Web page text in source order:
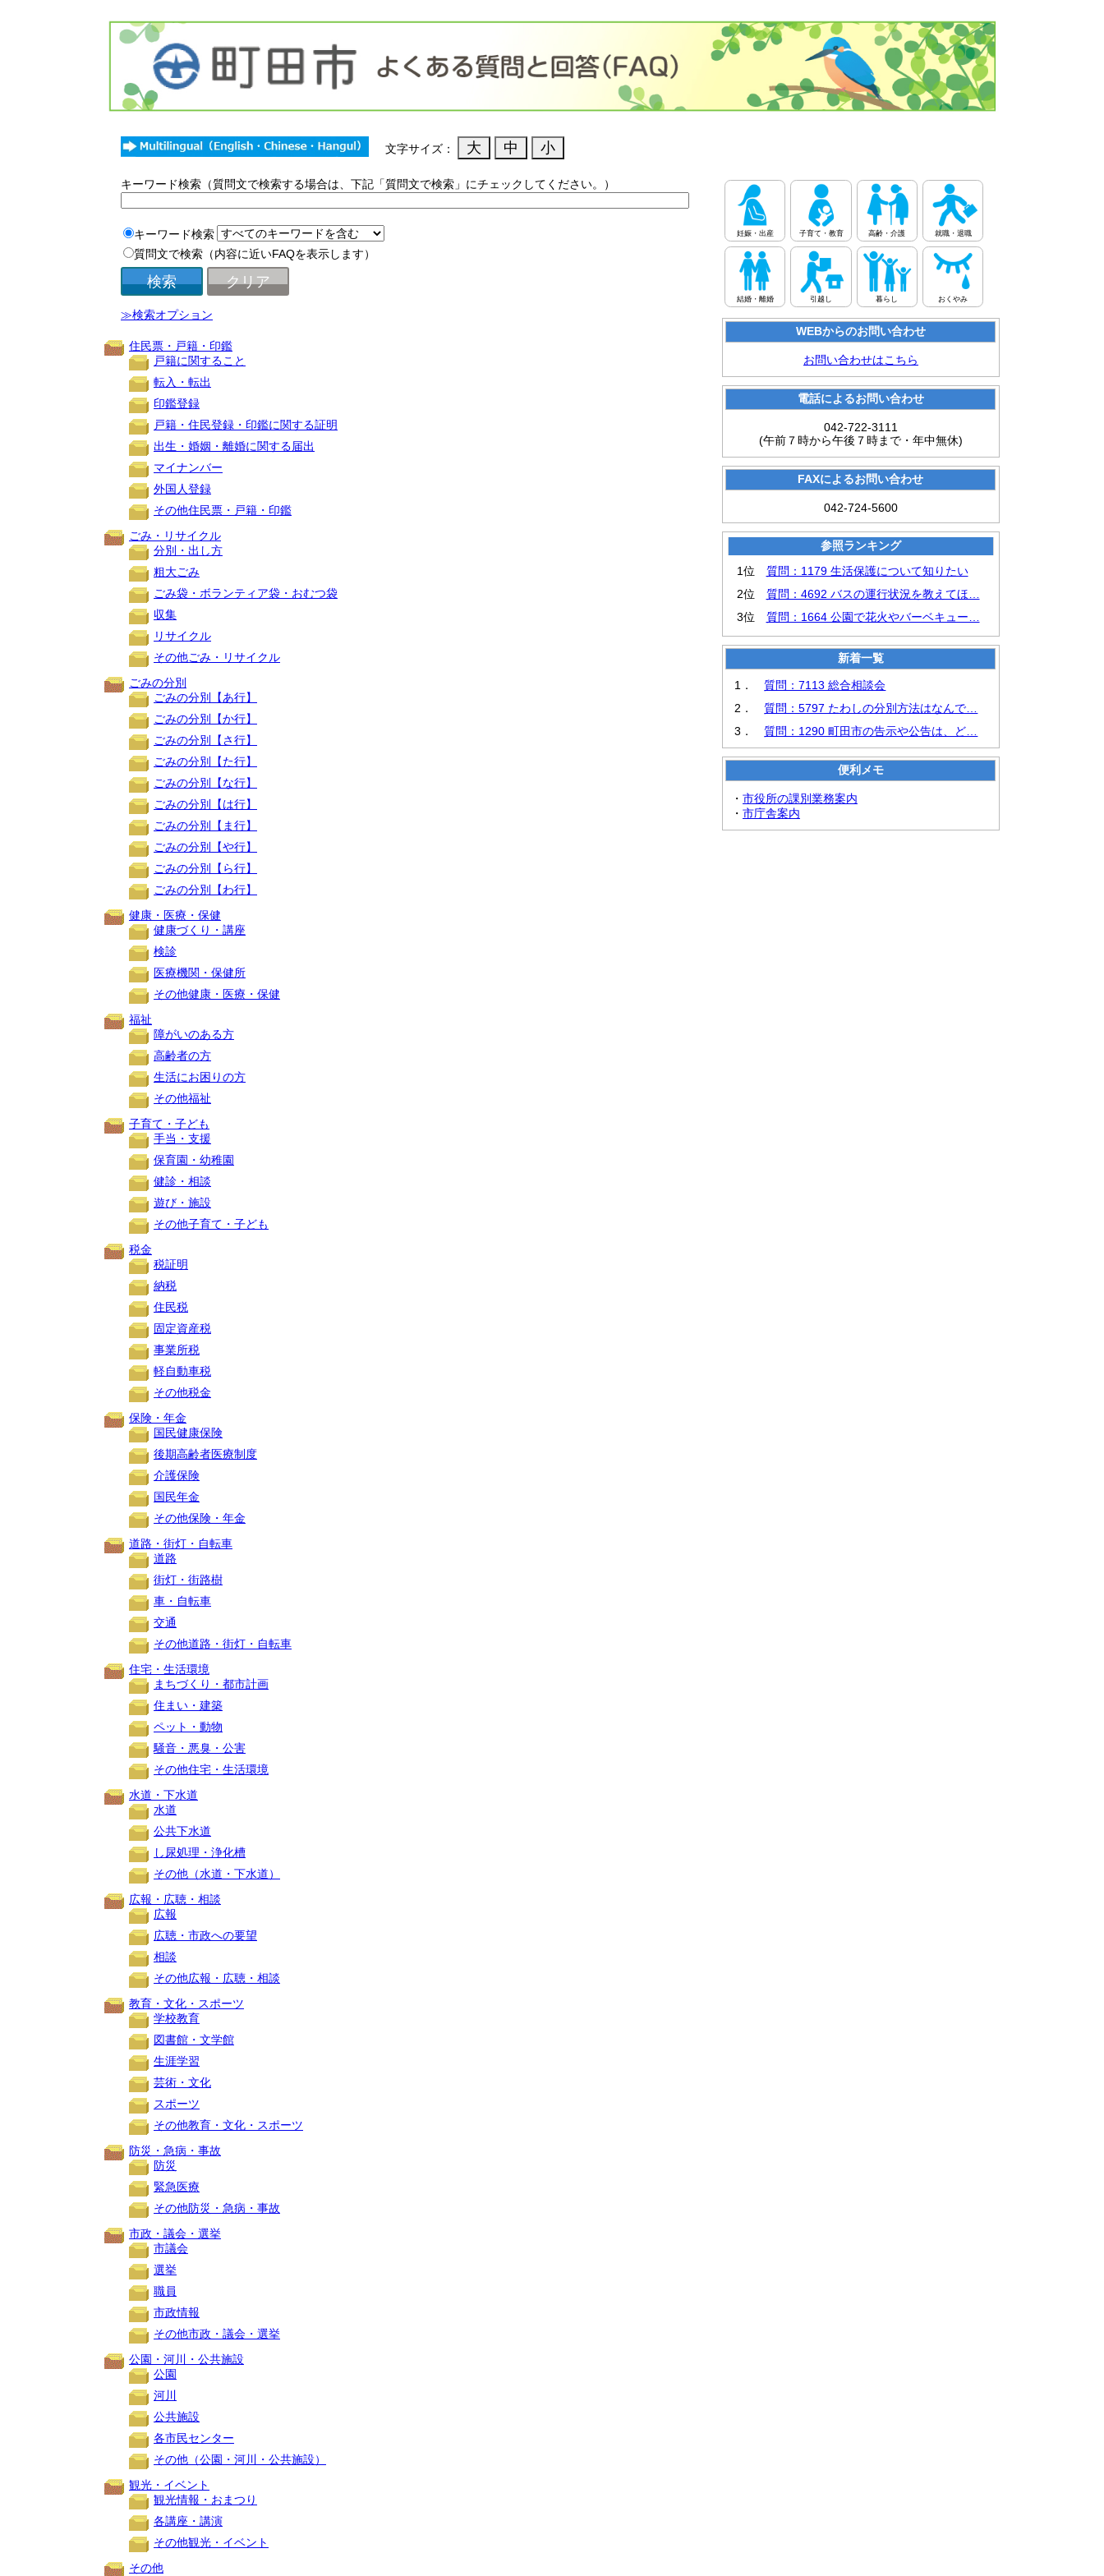
文字サイズ：
キーワード検索（質問文で検索する場合は、下記「質問文で検索」にチェックしてください。）
キーワード検索
質問文で検索（内容に近いFAQを表示します）
≫検索オプション
住民票・戸籍・印鑑
戸籍に関すること
転入・転出
印鑑登録
戸籍・住民登録・印鑑に関する証明
出生・婚姻・離婚に関する届出
マイナンバー
外国人登録
その他住民票・戸籍・印鑑
ごみ・リサイクル
分別・出し方
粗大ごみ
ごみ袋・ボランティア袋・おむつ袋
収集
リサイクル
その他ごみ・リサイクル
ごみの分別
ごみの分別【あ行】
ごみの分別【か行】
ごみの分別【さ行】
ごみの分別【た行】
ごみの分別【な行】
ごみの分別【は行】
ごみの分別【ま行】
ごみの分別【や行】
ごみの分別【ら行】
ごみの分別【わ行】
健康・医療・保健
健康づくり・講座
検診
医療機関・保健所
その他健康・医療・保健
福祉
障がいのある方
高齢者の方
生活にお困りの方
その他福祉
子育て・子ども
手当・支援
保育園・幼稚園
健診・相談
遊び・施設
その他子育て・子ども
税金
税証明
納税
住民税
固定資産税
事業所税
軽自動車税
その他税金
保険・年金
国民健康保険
後期高齢者医療制度
介護保険
国民年金
その他保険・年金
道路・街灯・自転車
道路
街灯・街路樹
車・自転車
交通
その他道路・街灯・自転車
住宅・生活環境
まちづくり・都市計画
住まい・建築
ペット・動物
騒音・悪臭・公害
その他住宅・生活環境
水道・下水道
水道
公共下水道
し尿処理・浄化槽
その他（水道・下水道）
広報・広聴・相談
広報
広聴・市政への要望
相談
その他広報・広聴・相談
教育・文化・スポーツ
学校教育
図書館・文学館
生涯学習
芸術・文化
スポーツ
その他教育・文化・スポーツ
防災・急病・事故
防災
緊急医療
その他防災・急病・事故
市政・議会・選挙
市議会
選挙
職員
市政情報
その他市政・議会・選挙
公園・河川・公共施設
公園
河川
公共施設
各市民センター
その他（公園・河川・公共施設）
観光・イベント
観光情報・おまつり
各講座・講演
その他観光・イベント
その他
妊娠・出産 子育て・教育 高齢・介護 就職・退職
結婚・離婚 引越し 暮らし おくやみ
WEBからのお問い合わせ
お問い合わせはこちら
電話によるお問い合わせ
042-722-3111
(午前７時から午後７時まで・年中無休)
FAXによるお問い合わせ
042-724-5600
参照ランキング
1位
質問：1179 生活保護について知りたい
2位
質問：4692 バスの運行状況を教えてほ…
3位
質問：1664 公園で花火やバーベキュー…
新着一覧
1．
質問：7113 総合相談会
2．
質問：5797 たわしの分別方法はなんで…
3．
質問：1290 町田市の告示や公告は、ど…
便利メモ
・ 市役所の課別業務案内
・ 市庁舎案内